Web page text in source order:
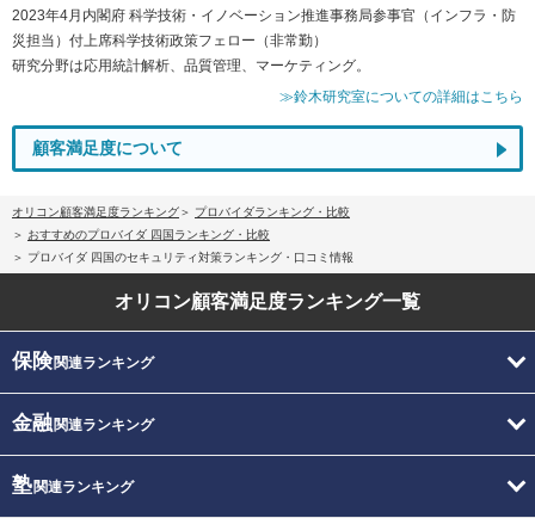
2023年4月内閣府 科学技術・イノベーション推進事務局参事官（インフラ・防
災担当）付上席科学技術政策フェロー（非常勤）
研究分野は応用統計解析、品質管理、マーケティング。
≫鈴木研究室についての詳細はこちら
顧客満足度について
オリコン顧客満足度ランキング
プロバイダランキング・比較
おすすめのプロバイダ 四国ランキング・比較
プロバイダ 四国のセキュリティ対策ランキング・口コミ情報
オリコン顧客満足度ランキング一覧
保険関連ランキング
金融関連ランキング
塾関連ランキング